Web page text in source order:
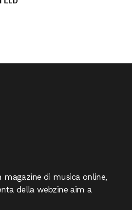
magazine di musica online,
della webzine aim a